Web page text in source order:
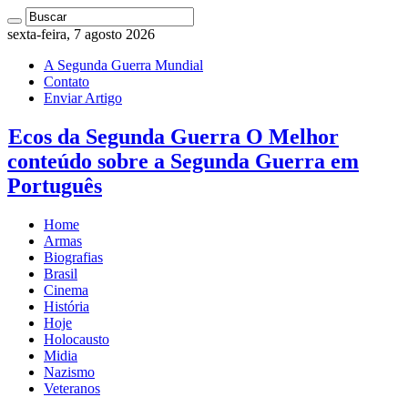
sexta-feira, 7 agosto 2026
A Segunda Guerra Mundial
Contato
Enviar Artigo
Ecos da Segunda Guerra O Melhor
conteúdo sobre a Segunda Guerra em
Português
Home
Armas
Biografias
Brasil
Cinema
História
Hoje
Holocausto
Midia
Nazismo
Veteranos